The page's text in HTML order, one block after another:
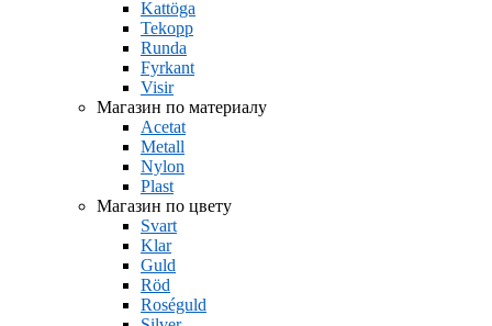
Kattöga
Tekopp
Runda
Fyrkant
Visir
Магазин по материалу
Acetat
Metall
Nylon
Plast
Магазин по цвету
Svart
Klar
Guld
Röd
Roséguld